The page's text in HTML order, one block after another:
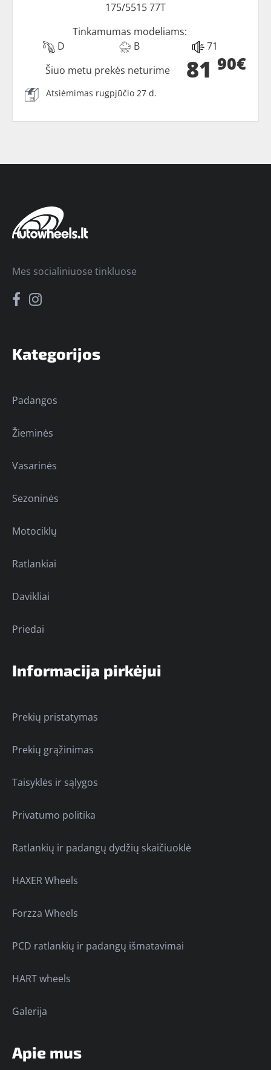
175/5515 77T
Tinkamumas modeliams:
D
B 71
81 90€
Šiuo metu prekės neturime
Atsiėmimas rugpjūčio 27 d.
Kategorijos
Padangos
Žieminės
Vasarinės
Sezoninės
Motociklų
Ratlankiai
Davikliai
Priedai
Informacija pirkėjui
Prekių pristatymas
Prekių grąžinimas
Taisyklės ir sąlygos
Privatumo politika
Ratlankių ir padangų dydžių skaičiuoklė
HAXER Wheels
Forzza Wheels
PCD ratlankių ir padangų išmatavimai
HART wheels
Galerija
Apie mus
Mes socialiniuose tinkluose